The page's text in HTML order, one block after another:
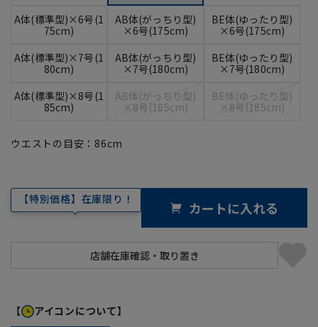
A体(標準型)×6号(1
75cm)
AB体(がっちり型)
×6号(175cm)
BE体(ゆったり型)
×6号(175cm)
A体(標準型)×7号(1
80cm)
AB体(がっちり型)
×7号(180cm)
BE体(ゆったり型)
×7号(180cm)
A体(標準型)×8号(1
85cm)
AB体(がっちり型)
×8号(185cm)
BE体(ゆったり型)
×8号(185cm)
ウエストの目安： 86cm
【特別価格】在庫限り！ カートに入れる
【 アイコンについて】